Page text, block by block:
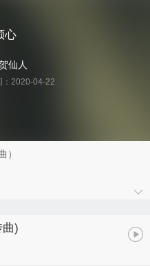
心
仙人
2020-04-22
）
曲)